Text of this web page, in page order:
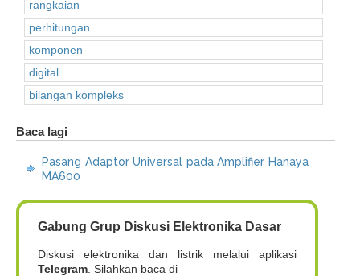
rangkaian
perhitungan
komponen
digital
bilangan kompleks
Baca lagi
Pasang Adaptor Universal pada Amplifier Hanaya
MA600
Gabung Grup Diskusi Elektronika Dasar
Diskusi elektronika dan listrik melalui aplikasi
Telegram . Silahkan baca di